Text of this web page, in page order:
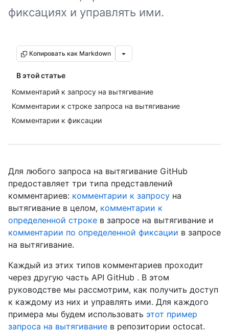
фиксациях и управлять ими.
Копировать как Markdown
В этой статье
Комментарий к запросу на вытягивание
Комментарии к строке запроса на вытягивание
Комментарии к фиксации
Для любого запроса на вытягивание GitHub
предоставляет три типа представлений
комментариев: комментарии к запросу на
вытягивание в целом, комментарии к
определенной строке в запросе на вытягивание и
комментарии по определенной фиксации в запросе
на вытягивание.
Каждый из этих типов комментариев проходит
через другую часть API GitHub . В этом
руководстве мы рассмотрим, как получить доступ
к каждому из них и управлять ими. Для каждого
примера мы будем использовать этот пример
запроса на вытягивание в репозитории octocat.